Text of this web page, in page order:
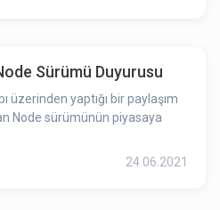
Sürümü Duyurusu
üzerinden yaptığı bir paylaşım
Node sürümünün piyasaya
24.06.2021